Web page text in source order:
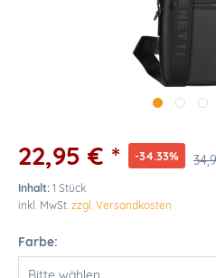
22,95 € * -34.33%
Inhalt: 1 Stück
inkl. MwSt. zzgl. Versandkosten
Farbe: